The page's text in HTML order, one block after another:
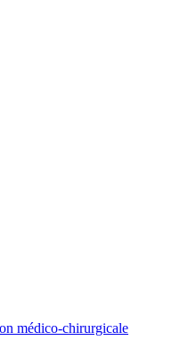
médico-chirurgicale